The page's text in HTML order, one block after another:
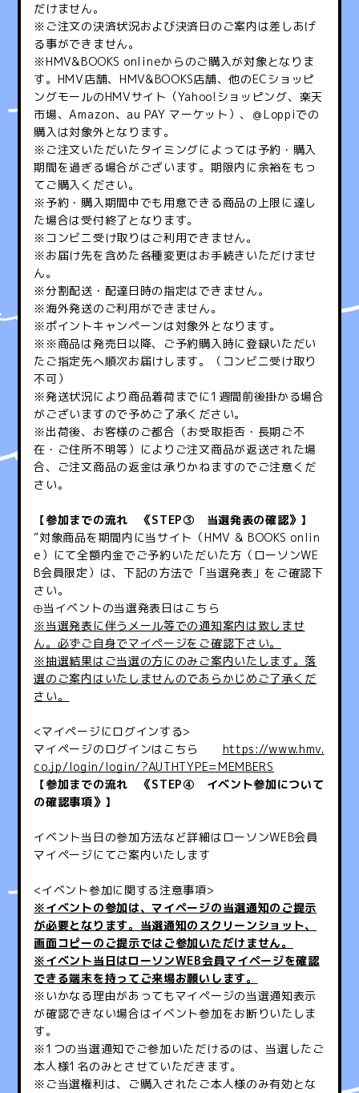
だけません。
※ご注文の決済状況および決済日のご案内は差しあげ
る事ができません。
※HMV&BOOKS onlineからのご購入が対象となりま
す。HMV店舗、HMV&BOOKS店舗、他のECショッピ
ングモールのHMVサイト（Yahoo!ショッピング、楽天
市場、Amazon、au PAY マーケット）、＠Loppiでの
購入は対象外となります。
※ご注文いただいたタイミングによっては予約・購入
期間を過ぎる場合がございます。期限内に余裕をもっ
てご購入ください。
※予約・購入期間中でも用意できる商品の上限に達し
た場合は受付終了となります。
※コンビニ受け取りはご利用できません。
※お届け先を含めた各種変更はお手続きいただけませ
ん。
※分割配送・配達日時の指定はできません。
※海外発送のご利用ができません。
※ポイントキャンペーンは対象外となります。
※※商品は発売日以降、ご予約購入時に登録いただい
たご指定先へ順次お届けします。（コンビニ受け取り
不可）
※発送状況により商品着荷までに1週間前後掛かる場合
がございますので予めご了承ください。
※出荷後、お客様のご都合（お受取拒否・長期ご不
在・ご住所不明等）によりご注文商品が返送された場
合、ご注文商品の返金は承りかねますのでご注意くだ
さい。
【参加までの流れ 《STEP③ 当選発表の確認》】
“対象商品を期間内に当サイト（HMV & BOOKS onlin
e）にて全額内金でご予約いただいた方（ローソンWE
B会員限定）は、下記の方法で「当選発表」をご確認下
さい。
⊕当イベントの当選発表日はこちら
※当選発表に伴うメール等での通知案内は致しませ
ん。必ずご自身でマイページをご確認下さい。
※抽選結果はご当選の方にのみご案内いたします。落
選のご案内はいたしませんのであらかじめご了承くだ
さい。
<マイページにログインする>
マイページのログインはこちら https://www.hmv.
co.jp/login/login/?AUTHTYPE=MEMBERS
【参加までの流れ 《STEP④ イベント参加について
の確認事項》】
イベント当日の参加方法など詳細はローソンWEB会員
マイページにてご案内いたします
<イベント参加に関する注意事項>
※イベントの参加は、マイページの当選通知のご提示
が必要となります。当選通知のスクリーンショット、
画面コピーのご提示ではご参加いただけません。
※イベント当日はローソンWEB会員マイページを確認
できる端末を持ってご来場お願いします。
※いかなる理由があってもマイページの当選通知表示
が確認できない場合はイベント参加をお断りいたしま
す。
※1つの当選通知でご参加いただけるのは、当選したご
本人様1名のみとさせていただきます。
※ご当選権利は、ご購入されたご本人様のみ有効とな